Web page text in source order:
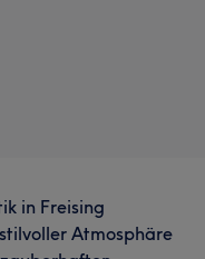
in Freising
Atmosphäre